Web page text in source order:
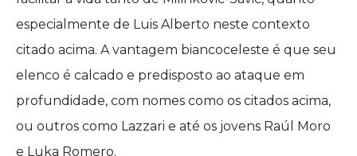
especialmente de Luis Alberto neste contexto
citado acima. A vantagem biancoceleste é que seu
elenco é calcado e predisposto ao ataque em
profundidade, com nomes como os citados acima,
ou outros como Lazzari e até os jovens Raúl Moro
e Luka Romero.